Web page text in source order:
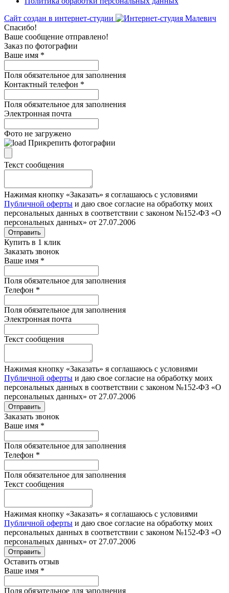
Сайт создан в интернет-студии
Спасибо!
Ваше сообщение отправлено!
Заказ по фотографии
Ваше имя *
Поля обязательное для заполнения
Контактный телефон *
Поля обязательное для заполнения
Электронная почта
Фото не загружено
Прикрепить фотографии
Текст сообщения
Нажимая кнопку «Заказать» я соглашаюсь с условиями
Публичной оферты и даю свое согласие на обработку моих
персональных данных в соответствии с законом №152-ФЗ «О
персональных данных» от 27.07.2006
Отправить
Купить в 1 клик
Заказать звонок
Ваше имя *
Поля обязательное для заполнения
Телефон *
Поля обязательное для заполнения
Электронная почта
Текст сообщения
Нажимая кнопку «Заказать» я соглашаюсь с условиями
Публичной оферты и даю свое согласие на обработку моих
персональных данных в соответствии с законом №152-ФЗ «О
персональных данных» от 27.07.2006
Отправить
Заказать звонок
Ваше имя *
Поля обязательное для заполнения
Телефон *
Поля обязательное для заполнения
Текст сообщения
Нажимая кнопку «Заказать» я соглашаюсь с условиями
Публичной оферты и даю свое согласие на обработку моих
персональных данных в соответствии с законом №152-ФЗ «О
персональных данных» от 27.07.2006
Отправить
Оставить отзыв
Ваше имя *
Поля обязательное для заполнения